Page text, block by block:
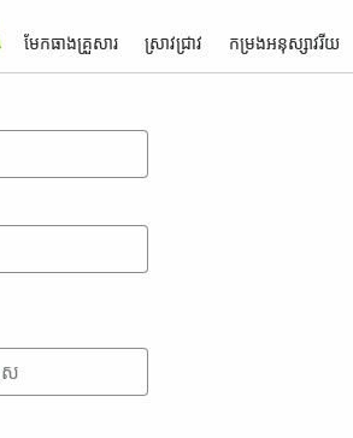
មែកធាង​គ្រួសារ ស្រាវជ្រាវ កម្រង​អនុស្សាវរីយ